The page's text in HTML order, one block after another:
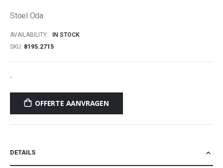
the
gallery
Stoel Oda
AVAILABILITY:
IN STOCK
SKU 8195.2715
-
OFFERTE AANVRAGEN
DETAILS